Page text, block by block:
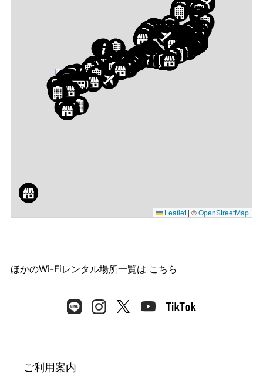
Leaflet | ©OpenStreetMap
ほかのWi-Fiレンタル場所一覧は こちら
ご利用案内